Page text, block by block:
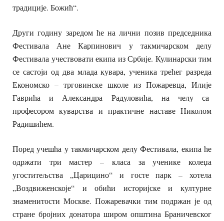
традиције. Божић“.
Други годину заредом ће на лични позив председника
Фестивала Ане Карпинович у такмичарском делу
Фестивала учествовати екипа из Србије. Кулинарски тим
се састоји од два млада кувара, ученика трећег разреда
Економско – трговинске школе из Пожаревца, Илије
Гаврића и Александра Радуловића, на челу са
професором куварства и практичне наставе Николом
Радишићем.
Поред учешћа у такмичарском делу Фестивала, екипа ће
одржати три мастер – класа за ученике колеџа
угоститељства „Царицино“ и госте парк – хотела
„Воздвиженскоје“ и обићи историјске и културне
знаменитости Москве. Пожаревачки тим подржан је од
стране бројних донатора широм општина Браничевског